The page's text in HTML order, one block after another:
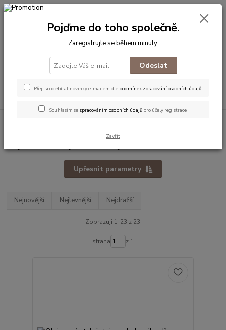
CZK
Hledat
(Po-Pá, 8-18 hod.)
0ks
0 Kč
Výtvarné pomůcky
Upřesnit parametry
Nejnovější Nejlevnější Nejdražší
Zobrazuji 1-23 z 23
strana z 1
Pojďme do toho společně.
Zaregistrujte se během minuty.
Odeslat
Přeji si odebírat novinky e-mailem dle podmínek zpracování osobních údajů.
Souhlasím se zpracováním osobních údajů pro účely registrace.
Zavřít